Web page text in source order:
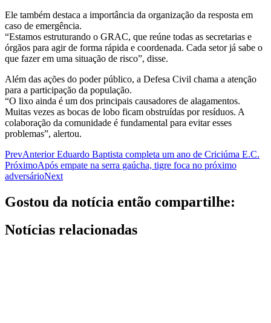
Ele também destaca a importância da organização da resposta em
caso de emergência.
“Estamos estruturando o GRAC, que reúne todas as secretarias e
órgãos para agir de forma rápida e coordenada. Cada setor já sabe o
que fazer em uma situação de risco”, disse.
Além das ações do poder público, a Defesa Civil chama a atenção
para a participação da população.
“O lixo ainda é um dos principais causadores de alagamentos.
Muitas vezes as bocas de lobo ficam obstruídas por resíduos. A
colaboração da comunidade é fundamental para evitar esses
problemas”, alertou.
PrevAnteriorEduardo Baptista completa um ano de Criciúma E.C.
PróximoApós empate na serra gaúcha, tigre foca no próximo
adversárioNext
Gostou da notícia então compartilhe:
Notícias relacionadas